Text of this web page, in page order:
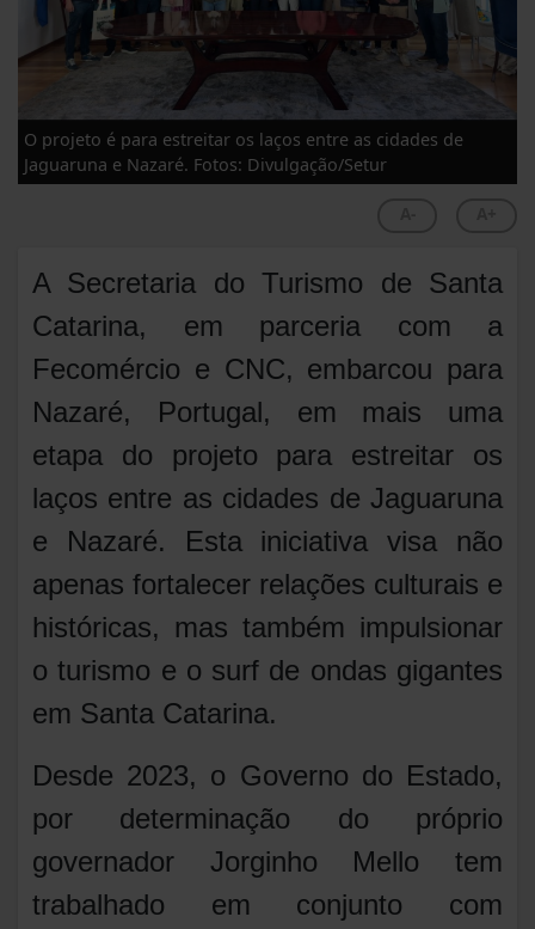
O projeto é para estreitar os laços entre as cidades de
Jaguaruna e Nazaré. Fotos: Divulgação/Setur
A Secretaria do Turismo de Santa
Catarina, em parceria com a
Fecomércio e CNC, embarcou para
Nazaré, Portugal, em mais uma
etapa do projeto para estreitar os
laços entre as cidades de Jaguaruna
e Nazaré. Esta iniciativa visa não
apenas fortalecer relações culturais e
históricas, mas também impulsionar
o turismo e o surf de ondas gigantes
em Santa Catarina.
Desde 2023, o Governo do Estado,
por determinação do próprio
governador Jorginho Mello tem
trabalhado em conjunto com